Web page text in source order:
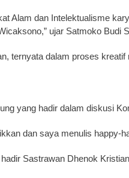
Alam dan Intelektualisme
ujar Satmoko Budi
ternyata dalam proses
yang hadir dalam diskusi
dan saya menulis happy-
Sastrawan Dhenok